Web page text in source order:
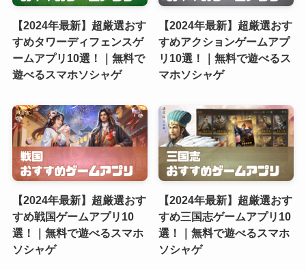
【2024年最新】超厳選おす
すめタワーディフェンスゲ
ームアプリ10選！｜無料で
遊べるスマホソシャゲ
【2024年最新】超厳選おす
すめアクションゲームアプ
リ10選！｜無料で遊べるス
マホソシャゲ
【2024年最新】超厳選おす
すめ戦国ゲームアプリ10
選！｜無料で遊べるスマホ
ソシャゲ
【2024年最新】超厳選おす
すめ三国志ゲームアプリ10
選！｜無料で遊べるスマホ
ソシャゲ